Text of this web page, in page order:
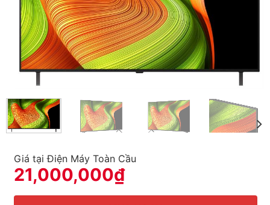
Giá tại Điện Máy Toàn Cầu
21,000,000₫